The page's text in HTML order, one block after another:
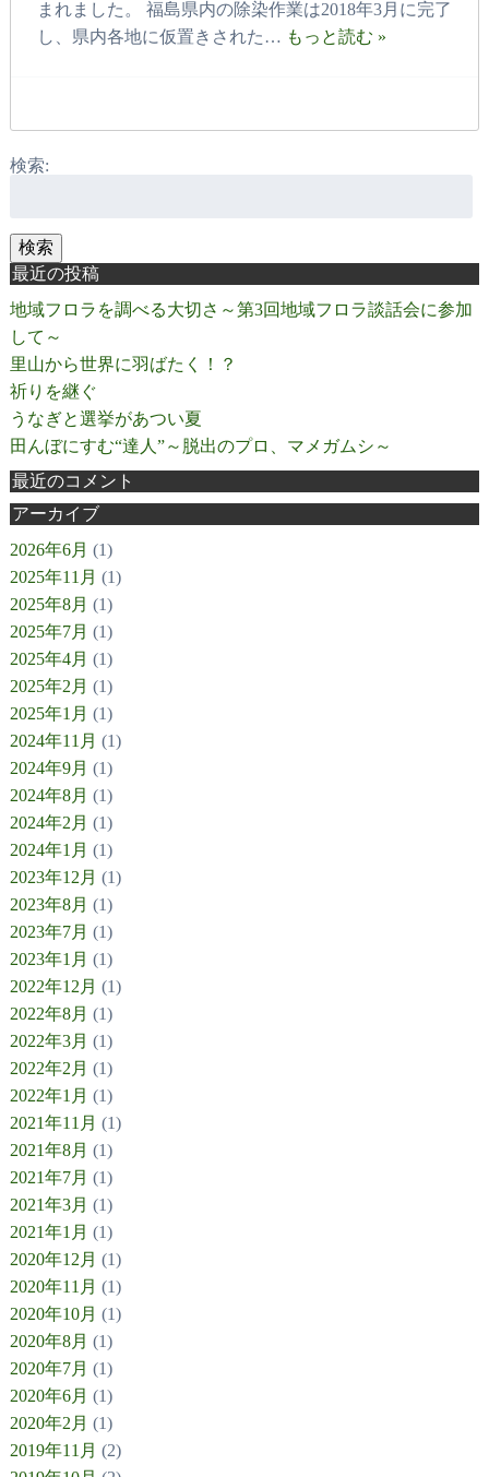
まれました。 福島県内の除染作業は2018年3月に完了
し、県内各地に仮置きされた… もっと読む »
検索:
検索
最近の投稿
地域フロラを調べる大切さ～第3回地域フロラ談話会に参加
して～
里山から世界に羽ばたく！？
祈りを継ぐ
うなぎと選挙があつい夏
田んぼにすむ“達人”～脱出のプロ、マメガムシ～
最近のコメント
アーカイブ
2026年6月 (1)
2025年11月 (1)
2025年8月 (1)
2025年7月 (1)
2025年4月 (1)
2025年2月 (1)
2025年1月 (1)
2024年11月 (1)
2024年9月 (1)
2024年8月 (1)
2024年2月 (1)
2024年1月 (1)
2023年12月 (1)
2023年8月 (1)
2023年7月 (1)
2023年1月 (1)
2022年12月 (1)
2022年8月 (1)
2022年3月 (1)
2022年2月 (1)
2022年1月 (1)
2021年11月 (1)
2021年8月 (1)
2021年7月 (1)
2021年3月 (1)
2021年1月 (1)
2020年12月 (1)
2020年11月 (1)
2020年10月 (1)
2020年8月 (1)
2020年7月 (1)
2020年6月 (1)
2020年2月 (1)
2019年11月 (2)